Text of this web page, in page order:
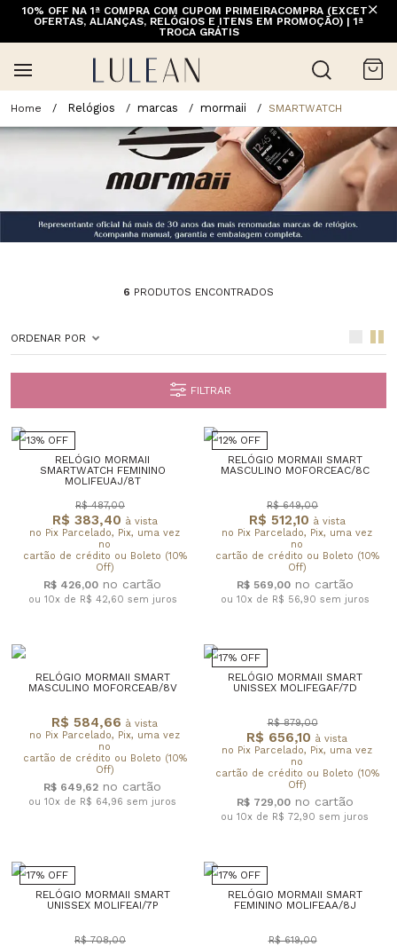
10% OFF NA 1ª COMPRA COM CUPOM PRIMEIRACOMPRA (EXCETO
OFERTAS, ALIANÇAS, RELÓGIOS E ITENS EM PROMOÇÃO) | 1ª
TROCA GRÁTIS
Relógios marcas mormaii SMARTWATCH
6 PRODUTOS ENCONTRADOS
ORDENAR POR
FILTRAR
13% OFF
RELÓGIO MORMAII
SMARTWATCH FEMININO
MOLIFEUAJ/8T
R$ 383,40 à vista
no Pix Parcelado, Pix, uma vez
no
cartão de crédito ou Boleto (10%
Off)
R$ 487,00
R$ 426,00
ou 10x de R$ 42,60 sem juros
12% OFF
RELÓGIO MORMAII SMART
MASCULINO MOFORCEAC/8C
R$ 512,10 à vista
no Pix Parcelado, Pix, uma vez
no
cartão de crédito ou Boleto (10%
Off)
R$ 649,00
R$ 569,00
ou 10x de R$ 56,90 sem juros
RELÓGIO MORMAII SMART
MASCULINO MOFORCEAB/8V
R$ 584,66 à vista
no Pix Parcelado, Pix, uma vez
no
cartão de crédito ou Boleto (10%
Off)
R$ 649,62
ou 10x de R$ 64,96 sem juros
17% OFF
RELÓGIO MORMAII SMART
UNISSEX MOLIFEGAF/7D
R$ 656,10 à vista
no Pix Parcelado, Pix, uma vez
no
cartão de crédito ou Boleto (10%
Off)
R$ 879,00
R$ 729,00
ou 10x de R$ 72,90 sem juros
17% OFF
RELÓGIO MORMAII SMART
UNISSEX MOLIFEAI/7P
R$ 708,00
17% OFF
RELÓGIO MORMAII SMART
FEMININO MOLIFEAA/8J
R$ 619,00